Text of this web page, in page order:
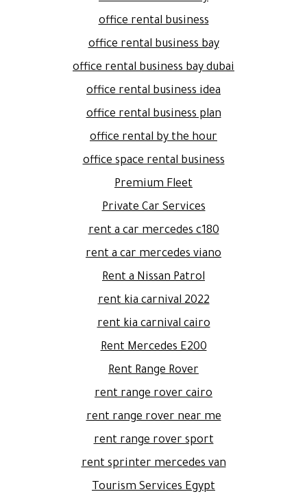
office rental business
office rental business bay
office rental business bay dubai
office rental business idea
office rental business plan
office rental by the hour
office space rental business
Premium Fleet
Private Car Services
rent a car mercedes c180
rent a car mercedes viano
Rent a Nissan Patrol
rent kia carnival 2022
rent kia carnival cairo
Rent Mercedes E200
Rent Range Rover
rent range rover cairo
rent range rover near me
rent range rover sport
rent sprinter mercedes van
Tourism Services Egypt